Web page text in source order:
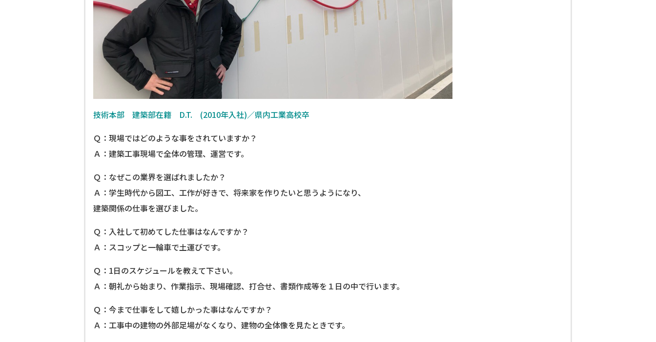
技術本部 建築部在籍 D.T. (2010年入社)／県内工業高校卒
Ｑ：現場ではどのような事をされていますか？
Ａ：建築工事現場で全体の管理、運営です。
Ｑ：なぜこの業界を選ばれましたか？
Ａ：学生時代から図工、工作が好きで、将来家を作りたいと思うようになり、
建築関係の仕事を選びました。
Ｑ：入社して初めてした仕事はなんですか？
Ａ：スコップと一輪車で土運びです。
Ｑ：1日のスケジュールを教えて下さい。
Ａ：朝礼から始まり、作業指示、現場確認、打合せ、書類作成等を１日の中で行います。
Ｑ：今まで仕事をして嬉しかった事はなんですか？
Ａ：工事中の建物の外部足場がなくなり、建物の全体像を見たときです。